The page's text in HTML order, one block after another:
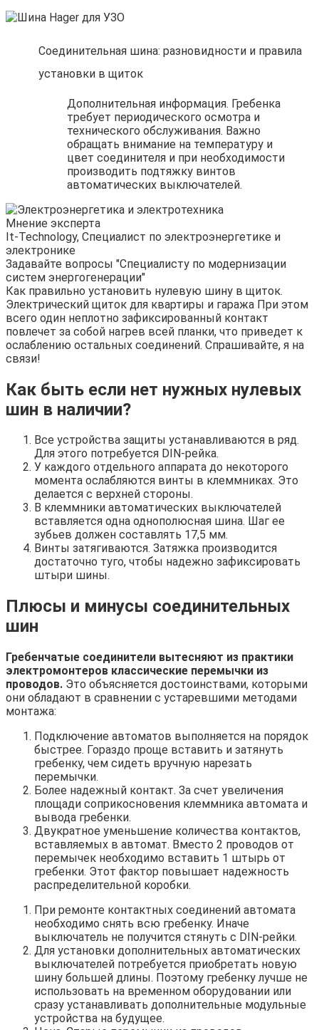
Соединительная шина: разновидности и правила
установки в щиток
Дополнительная информация. Гребенка
требует периодического осмотра и
технического обслуживания. Важно
обращать внимание на температуру и
цвет соединителя и при необходимости
производить подтяжку винтов
автоматических выключателей.
Мнение эксперта
It-Technology, Cпециалист по электроэнергетике и
электронике
Задавайте вопросы "Специалисту по модернизации
систем энергогенерации"
Как правильно установить нулевую шину в щиток.
Электрический щиток для квартиры и гаража При этом
всего один неплотно зафиксированный контакт
повлечет за собой нагрев всей планки, что приведет к
ослаблению остальных соединений. Спрашивайте, я на
связи!
Как быть если нет нужных нулевых
шин в наличии?
Все устройства защиты устанавливаются в ряд.
Для этого потребуется DIN-рейка.
У каждого отдельного аппарата до некоторого
момента ослабляются винты в клеммниках. Это
делается с верхней стороны.
В клеммники автоматических выключателей
вставляется одна однополюсная шина. Шаг ее
зубьев должен составлять 17,5 мм.
Винты затягиваются. Затяжка производится
достаточно туго, чтобы надежно зафиксировать
штыри шины.
Плюсы и минусы соединительных
шин
Гребенчатые соединители вытесняют из практики
электромонтеров классические перемычки из
проводов. Это объясняется достоинствами, которыми
они обладают в сравнении с устаревшими методами
монтажа:
Подключение автоматов выполняется на порядок
быстрее. Гораздо проще вставить и затянуть
гребенку, чем сидеть вручную нарезать
перемычки.
Более надежный контакт. За счет увеличения
площади соприкосновения клеммника автомата и
вывода гребенки.
Двукратное уменьшение количества контактов,
вставляемых в автомат. Вместо 2 проводов от
перемычек необходимо вставить 1 штырь от
гребенки. Этот фактор повышает надежность
распределительной коробки.
При ремонте контактных соединений автомата
необходимо снять всю гребенку. Иначе
выключатель не получится стянуть с DIN-рейки.
Для установки дополнительных автоматических
выключателей потребуется приобретать новую
шину большей длины. Поэтому гребенку лучше не
использовать на временном оборудовании или
сразу устанавливать дополнительные модульные
устройства на будущее.